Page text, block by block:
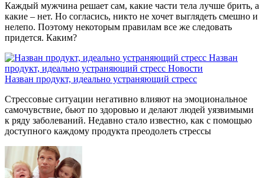
Каждый мужчина решает сам, какие части тела лучше брить, а
какие – нет. Но согласись, никто не хочет выглядеть смешно и
нелепо. Поэтому некоторым правилам все же следовать
придется. Каким?
Назван
продукт, идеально устраняющий стресс Новости
Назван продукт, идеально устраняющий стресс
Стрессовые ситуации негативно влияют на эмоциональное
самочувствие, бьют по здоровью и делают людей уязвимыми
к ряду заболеваний. Недавно стало известно, как с помощью
доступного каждому продукта преодолеть стрессы